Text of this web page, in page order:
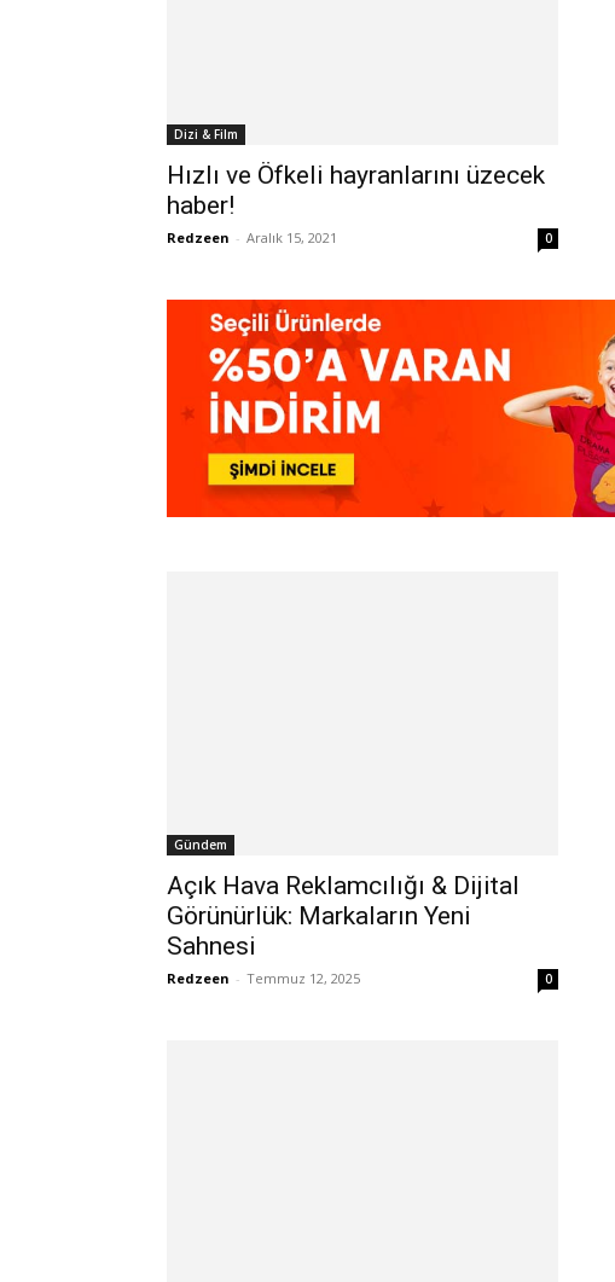
Dizi & Film
Hızlı ve Öfkeli hayranlarını üzecek
haber!
Redzeen - Aralık 15, 2021 0
Gündem
Açık Hava Reklamcılığı & Dijital
Görünürlük: Markaların Yeni
Sahnesi
Redzeen - Temmuz 12, 2025 0